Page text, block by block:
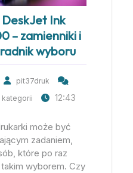
DeskJet Ink
– zamienniki i
wyboru
pit37druk
kategorii 12:43
może być
zadaniem,
które po raz
wyborem. Czy